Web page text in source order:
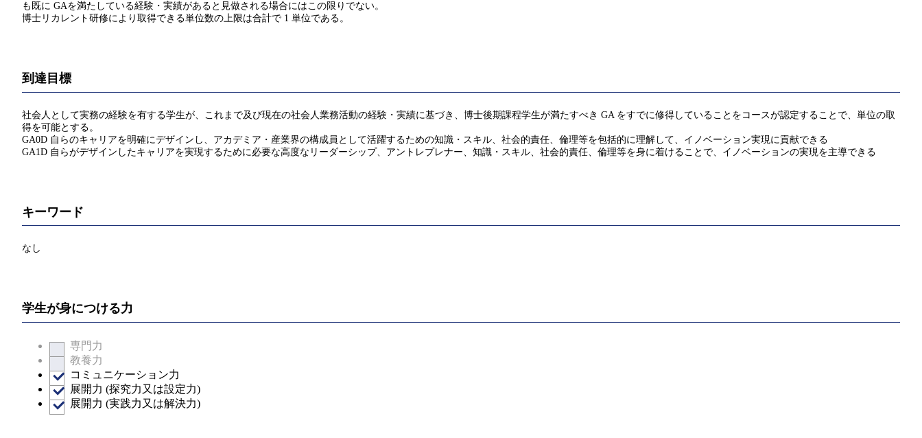
も既に GAを満たしている経験・実績があると見做される場合にはこの限りでない。
博士リカレント研修により取得できる単位数の上限は合計で 1 単位である。
到達目標
社会人として実務の経験を有する学生が、これまで及び現在の社会人業務活動の経験・実績に基づき、博士後期課程学生が満たすべき GA をすでに修得していることをコースが認定することで、単位の取
得を可能とする。
GA0D 自らのキャリアを明確にデザインし、アカデミア・産業界の構成員として活躍するための知識・スキル、社会的責任、倫理等を包括的に理解して、イノベーション実現に貢献できる
GA1D 自らがデザインしたキャリアを実現するために必要な高度なリーダーシップ、アントレプレナー、知識・スキル、社会的責任、倫理等を身に着けることで、イノベーションの実現を主導できる
キーワード
なし
学生が身につける力
専門力
教養力
コミュニケーション力
展開力 (探究力又は設定力)
展開力 (実践力又は解決力)